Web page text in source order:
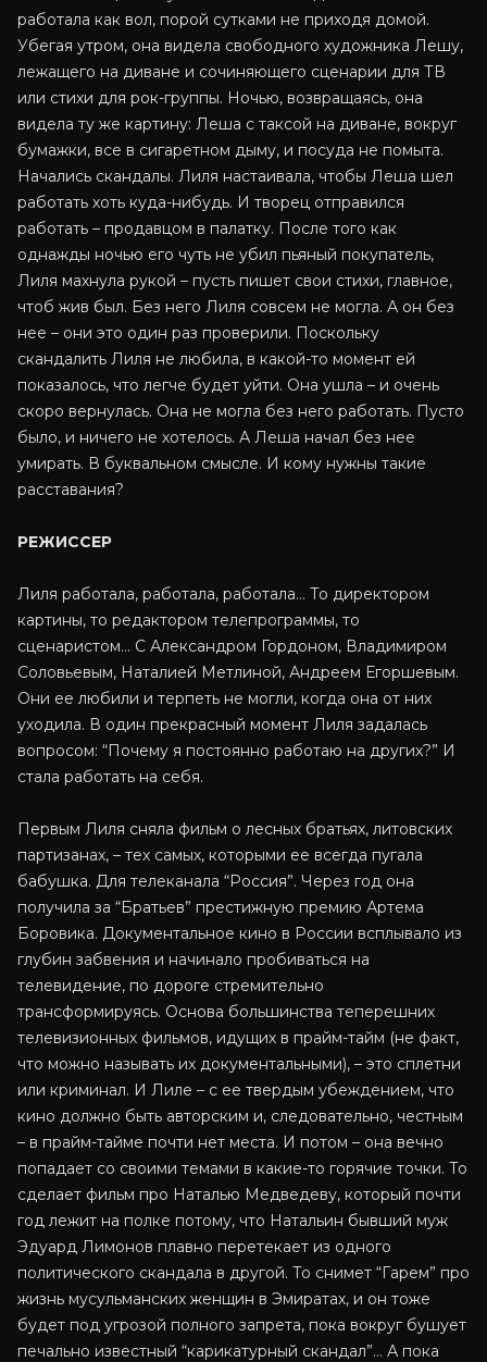
работала как вол, порой сутками не приходя домой.
Убегая утром, она видела свободного художника Лешу,
лежащего на диване и сочиняющего сценарии для ТВ
или стихи для рок-группы. Ночью, возвращаясь, она
видела ту же картину: Леша с таксой на диване, вокруг
бумажки, все в сигаретном дыму, и посуда не помыта.
Начались скандалы. Лиля настаивала, чтобы Леша шел
работать хоть куда-нибудь. И творец отправился
работать – продавцом в палатку. После того как
однажды ночью его чуть не убил пьяный покупатель,
Лиля махнула рукой – пусть пишет свои стихи, главное,
чтоб жив был. Без него Лиля совсем не могла. А он без
нее – они это один раз проверили. Поскольку
скандалить Лиля не любила, в какой-то момент ей
показалось, что легче будет уйти. Она ушла – и очень
скоро вернулась. Она не могла без него работать. Пусто
было, и ничего не хотелось. А Леша начал без нее
умирать. В буквальном смысле. И кому нужны такие
расставания?
РЕЖИССЕР
Лиля работала, работала, работала… То директором
картины, то редактором телепрограммы, то
сценаристом… С Александром Гордоном, Владимиром
Соловьевым, Наталией Метлиной, Андреем Егоршевым.
Они ее любили и терпеть не могли, когда она от них
уходила. В один прекрасный момент Лиля задалась
вопросом: “Почему я постоянно работаю на других?” И
стала работать на себя.
Первым Лиля сняла фильм о лесных братьях, литовских
партизанах, – тех самых, которыми ее всегда пугала
бабушка. Для телеканала “Россия”. Через год она
получила за “Братьев” престижную премию Артема
Боровика. Документальное кино в России всплывало из
глубин забвения и начинало пробиваться на
телевидение, по дороге стремительно
трансформируясь. Основа большинства теперешних
телевизионных фильмов, идущих в прайм-тайм (не факт,
что можно называть их документальными), – это сплетни
или криминал. И Лиле – с ее твердым убеждением, что
кино должно быть авторским и, следовательно, честным
– в прайм-тайме почти нет места. И потом – она вечно
попадает со своими темами в какие-то горячие точки. То
сделает фильм про Наталью Медведеву, который почти
год лежит на полке потому, что Натальин бывший муж
Эдуард Лимонов плавно перетекает из одного
политического скандала в другой. То снимет “Гарем” про
жизнь мусульманских женщин в Эмиратах, и он тоже
будет под угрозой полного запрета, пока вокруг бушует
печально известный “карикатурный скандал”… А пока